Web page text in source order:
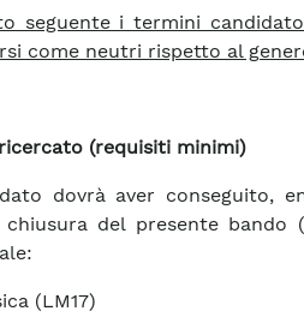
seguente i termini
come neutri rispetto al
(requisiti minimi)
dovrà aver conseguito,
del presente bando
(LM17)